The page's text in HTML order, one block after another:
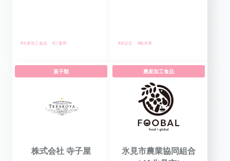
#水産加工食品 #三重県 #未設定 #栃木県
菓子類
株式会社 寺子屋
農産加工食品
氷見市農業協同組合